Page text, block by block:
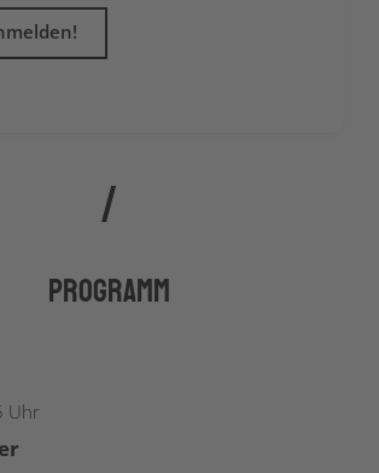
Programm
Uhr